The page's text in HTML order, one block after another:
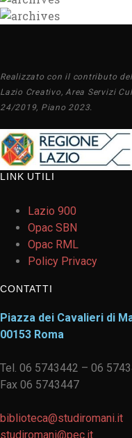
Realizzato con il contributo
Lazio Creativo, Area Servizi
24/2019, Piano 2023.
LINK UTILI
Lazio 900
Opac SBN
Opac RML
Policy Privacy
CONTATTI
Piazza dei Cavalieri di
00153 Roma
Tel. 06 5743442 – 06
Fax 06 5743447
biblioteca@studiromani.it
studiromani@pec.it